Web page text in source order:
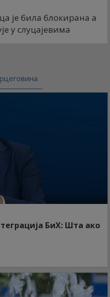
је била блокирана а
у слуцајевима
БиХ: Шта ако